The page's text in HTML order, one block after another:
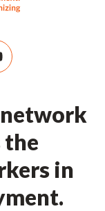
network
in